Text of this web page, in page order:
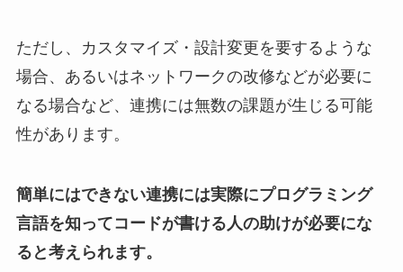
ただし、カスタマイズ・設計変更を要するような
場合、あるいはネットワークの改修などが必要に
なる場合など、連携には無数の課題が生じる可能
性があります。
簡単にはできない連携には実際にプログラミング
言語を知ってコードが書ける人の助けが必要にな
ると考えられます。